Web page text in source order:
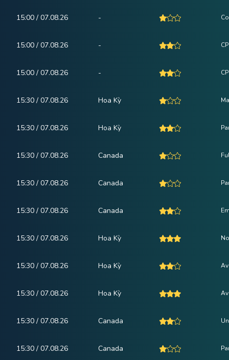
15:00 / 07.08.26 -
15:00 / 07.08.26 -
15:00 / 07.08.26 -
15:30 / 07.08.26 Hoa Kỳ
15:30 / 07.08.26 Hoa Kỳ
15:30 / 07.08.26 Canada
15:30 / 07.08.26 Canada
15:30 / 07.08.26 Canada
15:30 / 07.08.26 Hoa Kỳ
15:30 / 07.08.26 Hoa Kỳ
15:30 / 07.08.26 Hoa Kỳ
15:30 / 07.08.26 Canada
15:30 / 07.08.26 Canada